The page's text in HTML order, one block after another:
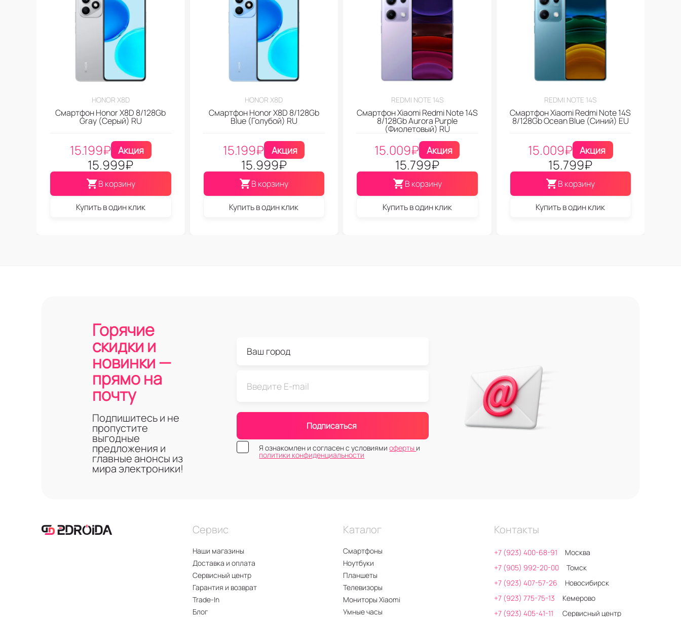
HONOR X8D
Смартфон Honor X8D 8/128Gb
Gray (Серый) RU
15.199₽ Акция
15.999₽
В корзину
Купить в один клик
HONOR X8D
Смартфон Honor X8D 8/128Gb
Blue (Голубой) RU
15.199₽ Акция
15.999₽
В корзину
Купить в один клик
REDMI NOTE 14S
Смартфон Xiaomi Redmi Note 14S
8/128Gb Aurora Purple
(Фиолетовый) RU
15.009₽ Акция
15.799₽
В корзину
Купить в один клик
REDMI NOTE 14S
Смартфон Xiaomi Redmi Note 14S
8/128Gb Ocean Blue (Синий) EU
15.009₽ Акция
15.799₽
В корзину
Купить в один клик
Горячие
скидки и
новинки —
прямо на
почту
Подпишитесь и не
пропустите
выгодные
предложения и
главные анонсы из
мира электроники!
Подписаться
Я ознакомлен и согласен с условиямиоферты и
политики конфиденциальности
Сервис
Наши магазины
Доставка и оплата
Сервисный центр
Гарантия и возврат
Trade-In
Блог
Каталог
Смартфоны
Ноутбуки
Планшеты
Телевизоры
Мониторы Xiaomi
Умные часы
Контакты
+7 (923) 400-68-91
Москва
+7 (905) 992-20-00
Томск
+7 (923) 407-57-26
Новосибирск
+7 (923) 775-75-13
Кемерово
+7 (923) 405-41-11
Сервисный центр